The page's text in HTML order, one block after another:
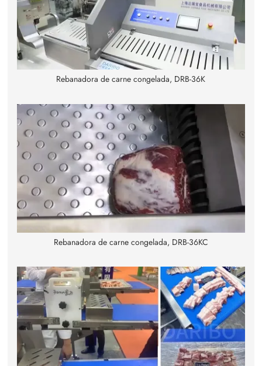
Rebanadora de carne congelada, DRB-36K
Rebanadora de carne congelada, DRB-36KC